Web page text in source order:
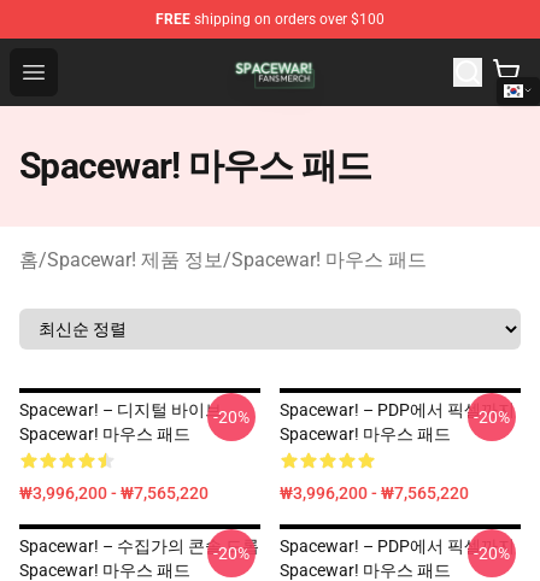
FREE shipping on orders over $100
Open menu
Spacewar! Shop - Official Spacewar! Merchandise Store
Spacewar! 마우스 패드
홈/Spacewar! 제품 정보/Spacewar! 마우스 패드
Spacewar! – 디지털 바이브
Spacewar! 마우스 패드
₩3,996,200 - ₩7,565,220
-20%
Spacewar! – PDP에서 픽셀까지
Spacewar! 마우스 패드
₩3,996,200 - ₩7,565,220
-20%
Spacewar! – 수집가의 콘솔 드롭
Spacewar! 마우스 패드
-20%
Spacewar! – PDP에서 픽셀까지
Spacewar! 마우스 패드
-20%